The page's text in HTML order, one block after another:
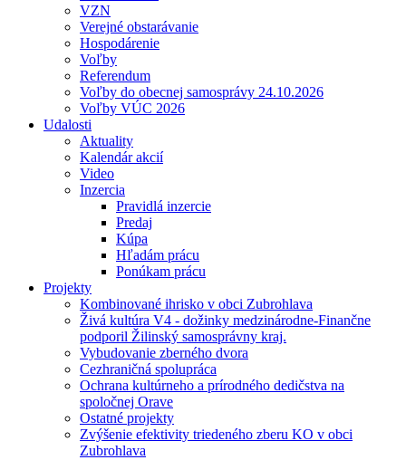
VZN
Verejné obstarávanie
Hospodárenie
Voľby
Referendum
Voľby do obecnej samosprávy 24.10.2026
Voľby VÚC 2026
Udalosti
Aktuality
Kalendár akcií
Video
Inzercia
Pravidlá inzercie
Predaj
Kúpa
Hľadám prácu
Ponúkam prácu
Projekty
Kombinované ihrisko v obci Zubrohlava
Živá kultúra V4 - dožinky medzinárodne-Finančne
podporil Žilinský samosprávny kraj.
Vybudovanie zberného dvora
Cezhraničná spolupráca
Ochrana kultúrneho a prírodného dedičstva na
spoločnej Orave
Ostatné projekty
Zvýšenie efektivity triedeného zberu KO v obci
Zubrohlava